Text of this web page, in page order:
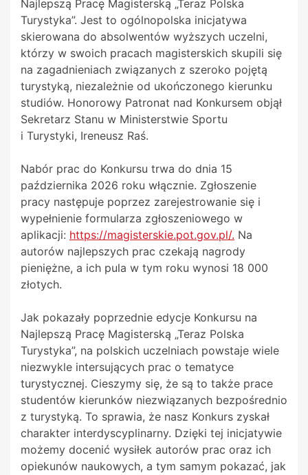
Najlepszą Pracę Magisterską „Teraz Polska
Turystyka”. Jest to ogólnopolska inicjatywa
skierowana do absolwentów wyższych uczelni,
którzy w swoich pracach magisterskich skupili się
na zagadnieniach związanych z szeroko pojętą
turystyką, niezależnie od ukończonego kierunku
studiów. Honorowy Patronat nad Konkursem objął
Sekretarz Stanu w Ministerstwie Sportu
i Turystyki, Ireneusz Raś.
Nabór prac do Konkursu trwa do dnia 15
października 2026 roku włącznie. Zgłoszenie
pracy następuje poprzez zarejestrowanie się i
wypełnienie formularza zgłoszeniowego w
aplikacji: https://magisterskie.pot.gov.pl/. Na
autorów najlepszych prac czekają nagrody
pieniężne, a ich pula w tym roku wynosi 18 000
złotych.
Jak pokazały poprzednie edycje Konkursu na
Najlepszą Pracę Magisterską „Teraz Polska
Turystyka”, na polskich uczelniach powstaje wiele
niezwykle intersujących prac o tematyce
turystycznej. Cieszymy się, że są to także prace
studentów kierunków niezwiązanych bezpośrednio
z turystyką. To sprawia, że nasz Konkurs zyskał
charakter interdyscyplinarny. Dzięki tej inicjatywie
możemy docenić wysiłek autorów prac oraz ich
opiekunów naukowych, a tym samym pokazać, jak